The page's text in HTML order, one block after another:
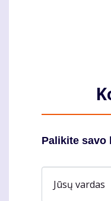
Palikite savo
Jūsų vardas